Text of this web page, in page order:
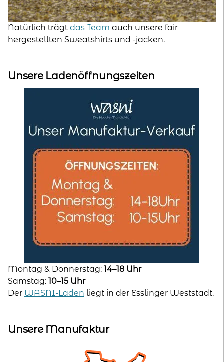
Natürlich trägt das Team auch unsere fair
hergestellten Sweatshirts und -jacken.
Unsere Ladenöffnungszeiten
Montag & Donnerstag: 14–18 Uhr
Samstag: 10–15 Uhr
Der WASNI-Laden liegt in der Esslinger Weststadt.
Unsere Manufaktur